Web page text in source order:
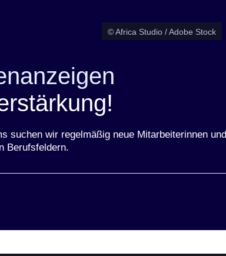
© Africa Studio / Adobe Stock
suchen wir regelmäßig neue Mitarbeiterinnen und
Berufsfeldern.